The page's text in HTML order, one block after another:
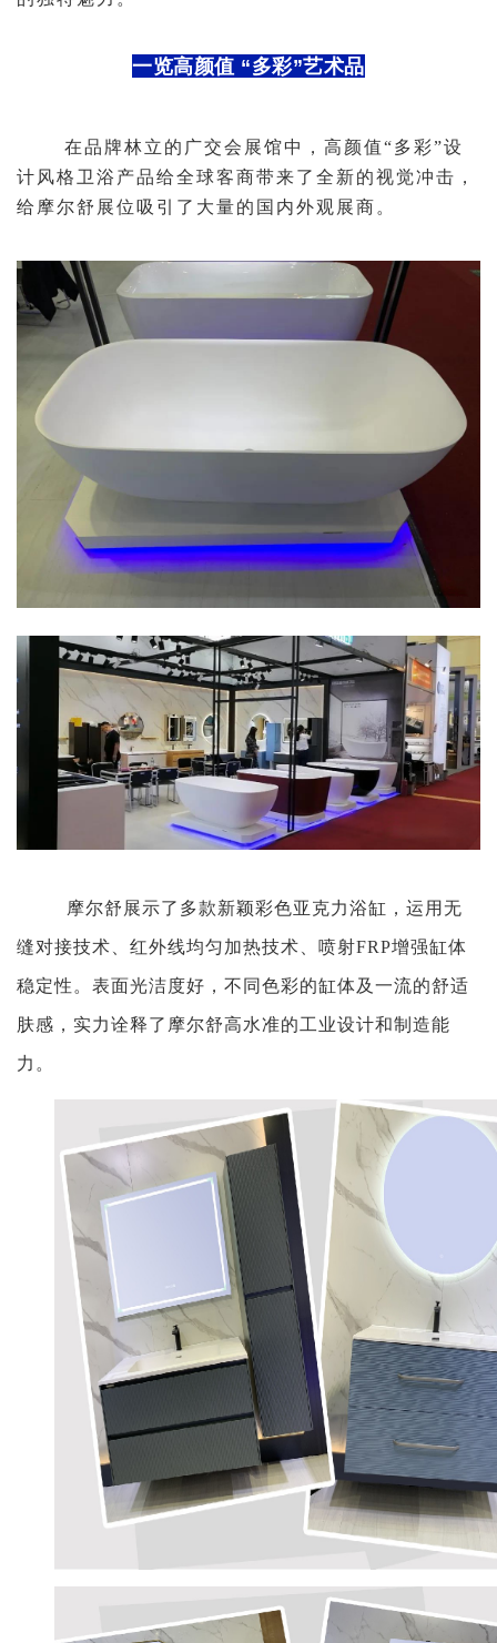
一览高颜值 “多彩”艺术品
在品牌林立的广交会展馆中，高颜值“多彩”设
计风格卫浴产品给全球客商带来了全新的视觉冲击，
给摩尔舒展位吸引了大量的国内外观展商。
摩尔舒展示了多款新颖彩色亚克力浴缸，运用无
缝对接技术、红外线均匀加热技术、喷射FRP增强缸体
稳定性。 表面光洁度好， 不 同 色彩的缸体及一流的舒适
肤感，实力诠释了摩尔舒高水准的工业设计和制造能
力。